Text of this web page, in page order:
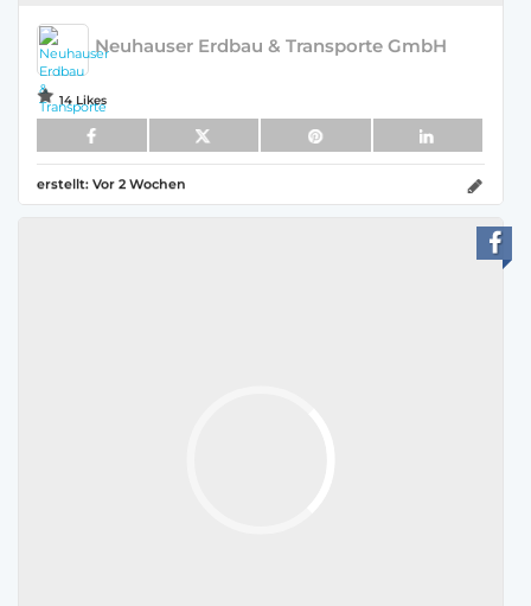
Neuhauser Erdbau & Transporte GmbH
14 Likes
erstellt: Vor 2 Wochen